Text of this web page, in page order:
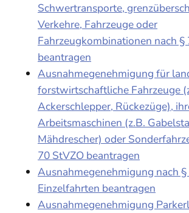
Schwertransporte,
Verkehre, Fahrzeuge oder
Fahrzeugkombinationen nach §
beantragen
Ausnahmegenehmigung für
forstwirtschaftliche Fahrzeuge
Ackerschlepper, Rückezüge),
Arbeitsmaschinen (z.B.
Mähdrescher) oder
70 StVZO beantragen
Ausnahmegenehmigung nach
Einzelfahrten beantragen
Ausnahmegenehmigung